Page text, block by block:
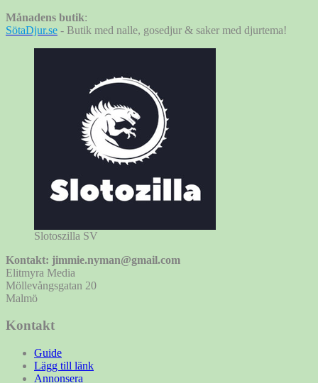
Månadens butik:
SötaDjur.se - Butik med nalle, gosedjur & saker med djurtema!
Slotoszilla SV
Kontakt: jimmie.nyman@gmail.com
Elitmyra Media
Möllevångsgatan 20
Malmö
Kontakt
Guide
Lägg till länk
Annonsera